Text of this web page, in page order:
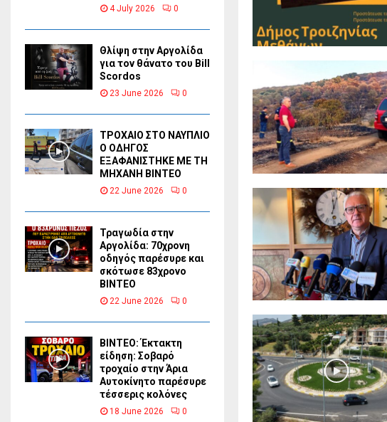
4 July 2026 0
Θλίψη στην Αργολίδα
για τον θάνατο του Bill
Scordos
23 June 2026 0
ΤΡΟΧΑΙΟ ΣΤΟ ΝΑΥΠΛΙΟ
Ο ΟΔΗΓΟΣ
ΕΞΑΦΑΝΙΣΤΗΚΕ ΜΕ ΤΗ
ΜΗΧΑΝΗ ΒΙΝΤΕΟ
22 June 2026 0
Τραγωδία στην
Αργολίδα: 70χρονη
οδηγός παρέσυρε και
σκότωσε 83χρονο
ΒΙΝΤΕΟ
22 June 2026 0
ΒΙΝΤΕΟ: Έκτακτη
είδηση: Σοβαρό
τροχαίο στην Άρια
Αυτοκίνητο παρέσυρε
τέσσερις κολόνες
18 June 2026 0